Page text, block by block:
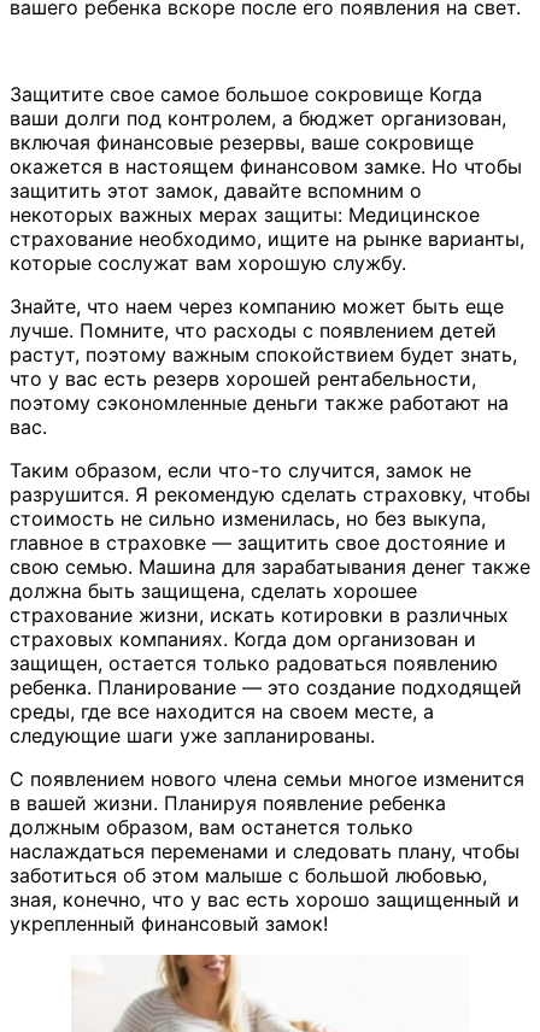
вашего ребенка вскоре после его появления на свет.
Защитите свое самое большое сокровище Когда
ваши долги под контролем, а бюджет организован,
включая финансовые резервы, ваше сокровище
окажется в настоящем финансовом замке. Но чтобы
защитить этот замок, давайте вспомним о
некоторых важных мерах защиты: Медицинское
страхование необходимо, ищите на рынке варианты,
которые сослужат вам хорошую службу.
Знайте, что наем через компанию может быть еще
лучше. Помните, что расходы с появлением детей
растут, поэтому важным спокойствием будет знать,
что у вас есть резерв хорошей рентабельности,
поэтому сэкономленные деньги также работают на
вас.
Таким образом, если что-то случится, замок не
разрушится. Я рекомендую сделать страховку, чтобы
стоимость не сильно изменилась, но без выкупа,
главное в страховке — защитить свое достояние и
свою семью. Машина для зарабатывания денег также
должна быть защищена, сделать хорошее
страхование жизни, искать котировки в различных
страховых компаниях. Когда дом организован и
защищен, остается только радоваться появлению
ребенка. Планирование — это создание подходящей
среды, где все находится на своем месте, а
следующие шаги уже запланированы.
С появлением нового члена семьи многое изменится
в вашей жизни. Планируя появление ребенка
должным образом, вам останется только
наслаждаться переменами и следовать плану, чтобы
заботиться об этом малыше с большой любовью,
зная, конечно, что у вас есть хорошо защищенный и
укрепленный финансовый замок!